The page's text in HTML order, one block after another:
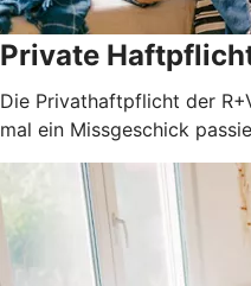
Private
Die Privathaftpflicht der
mal ein Missgeschick